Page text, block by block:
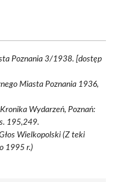
Poznania 3/1938. [dostęp
Miasta Poznania 1936,
Wydarzeń, Poznań:
195,249.
Wielkopolski (Z teki
1995 r.)